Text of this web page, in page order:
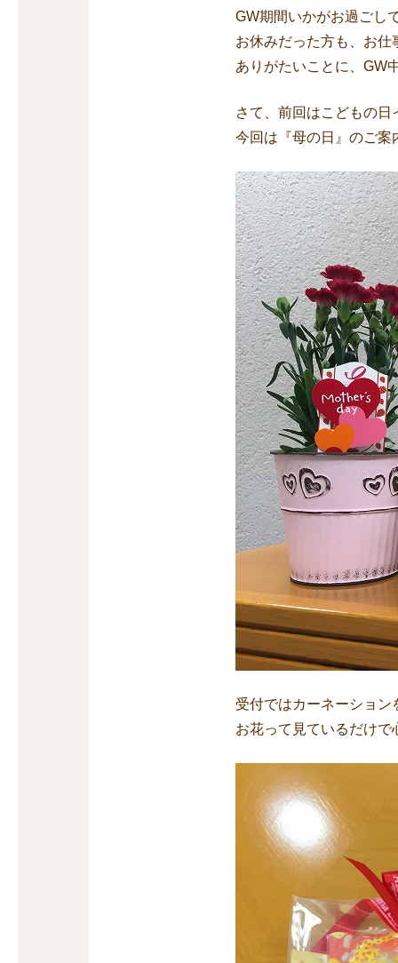
GW期間いかがお過ごし
お休みだった方も、お
ありがたいことに、GW
さて、前回はこどもの
今回は『母の日』のご案
受付ではカーネーション
お花って見ているだけで